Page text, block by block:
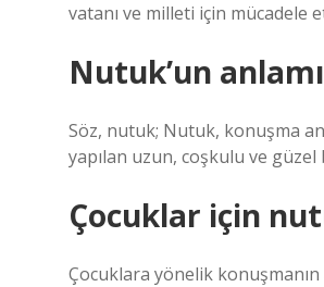
vatanı ve milleti için mücadele
Nutuk’un
Söz, nutuk; Nutuk, konuşma
yapılan uzun, coşkulu ve
Çocuklar için
Çocuklara yönelik konuşmanın